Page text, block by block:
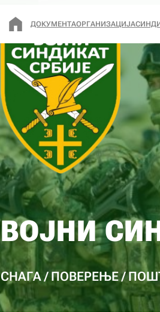
ДОКУМЕНТАОРГАНИЗАЦИЈА
ВОЈНИ
СНАГА / ПОВЕРЕЊЕ /